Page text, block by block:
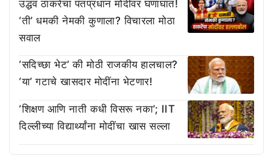
उद्धव ठाकरेंचा पंतप्रधान मोदींवर घणाघात!
‘ती’ धमकी नेमकी कुणाला? विचारला मोठा
सवाल
‘सदिच्छा भेट’ की मोठी राजकीय हालचाल?
‘या’ गटाचे खासदार मोदींना भेटणार!
‘शिक्षण आणि नाती कधी विसरू नका’; IIT
दिल्लीच्या विद्यार्थ्यांना मोदींचा खास सल्ला